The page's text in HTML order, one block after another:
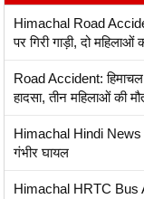
Himachal Road
पर गिरी गाड़ी, दो महिलाओं
Road Accident:
हादसा, तीन महिलाओं की
Himachal Hindi News ||
गंभीर घायल
Himachal HRTC Bus